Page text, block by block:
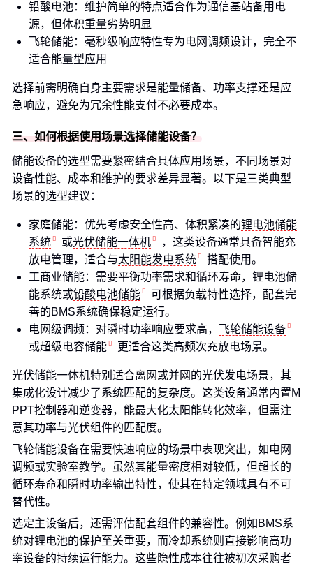
铅酸电池：维护简单的特点适合作为通信基站备用电
源，但体积重量劣势明显
飞轮储能：毫秒级响应特性专为电网调频设计，完全不
适合能量型应用
选择前需明确自身主要需求是能量储备、功率支撑还是应
急响应，避免为冗余性能支付不必要成本。
三、如何根据使用场景选择储能设备？
储能设备的选型需要紧密结合具体应用场景，不同场景对
设备性能、成本和维护的要求差异显著。以下是三类典型
场景的选型建议：
家庭储能：优先考虑安全性高、体积紧凑的锂电池储能
系统
或光伏储能一体机
，这类设备通常具备智能充
放电管理，适合与太阳能发电系统
搭配使用。
工商业储能：需要平衡功率需求和循环寿命，锂电池储
能系统或铅酸电池储能
可根据负载特性选择，配套完
善的BMS系统确保稳定运行。
电网级调频：对瞬时功率响应要求高， 飞轮储能设备
或超级电容储能 更适合这类高频次充放电场景。
光伏储能一体机特别适合离网或并网的光伏发电场景，其
集成化设计减少了系统匹配的复杂度。这类设备通常内置M
PPT控制器和逆变器，能最大化太阳能转化效率，但需注
意其功率与光伏组件的匹配度。
飞轮储能设备在需要快速响应的场景中表现突出，如电网
调频或实验室教学。虽然其能量密度相对较低，但超长的
循环寿命和瞬时功率输出特性，使其在特定领域具有不可
替代性。
选定主设备后，还需评估配套组件的兼容性。例如BMS系
统对锂电池的保护至关重要，而冷却系统则直接影响高功
率设备的持续运行能力。这些隐性成本往往被初次采购者